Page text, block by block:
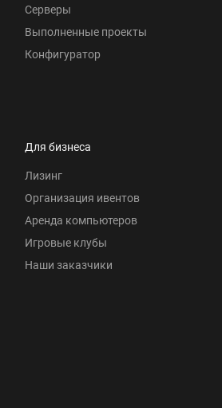
Серверы
Выполненные проекты
Конфигуратор
Для бизнеса
Лизинг
Организация ивентов
Аренда компьютеров
Игровые клубы
Наши заказчики